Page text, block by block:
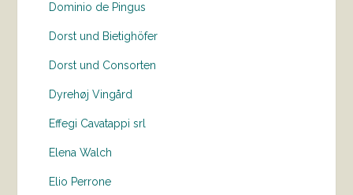
Dominio de Pingus
Dorst und Bietighöfer
Dorst und Consorten
Dyrehøj Vingård
Effegi Cavatappi srl
Elena Walch
Elio Perrone